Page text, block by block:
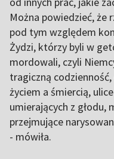
Można powiedzieć, że
pod tym względem
Żydzi, którzy byli w
mordowali, czyli
tragiczną
życiem a śmiercią,
umierających z głodu,
przejmujące
- mówiła.